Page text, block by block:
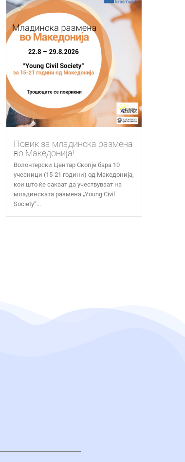
Повик за младинска размена
во Македонија!
Волонтерски Центар Скопје бара 10
учесници (15-21 години) од Македонија,
кои што ќе сакаат да учествуваат на
младинската размена „Young Civil
Society“...